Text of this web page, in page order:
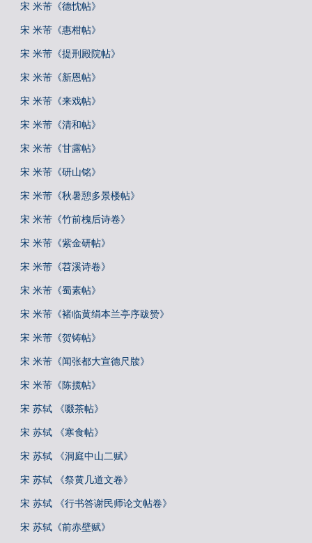
宋 米芾《德忱帖》
宋 米芾《惠柑帖》
宋 米芾《提刑殿院帖》
宋 米芾《新恩帖》
宋 米芾《来戏帖》
宋 米芾《清和帖》
宋 米芾《甘露帖》
宋 米芾《研山铭》
宋 米芾《秋暑憩多景楼帖》
宋 米芾《竹前槐后诗卷》
宋 米芾《紫金研帖》
宋 米芾《苕溪诗卷》
宋 米芾《蜀素帖》
宋 米芾《褚临黄绢本兰亭序跋赞》
宋 米芾《贺铸帖》
宋 米芾《闻张都大宣德尺牍》
宋 米芾《陈揽帖》
宋 苏轼 《啜茶帖》
宋 苏轼 《寒食帖》
宋 苏轼 《洞庭中山二赋》
宋 苏轼 《祭黄几道文卷》
宋 苏轼 《行书答谢民师论文帖卷》
宋 苏轼《前赤壁赋》